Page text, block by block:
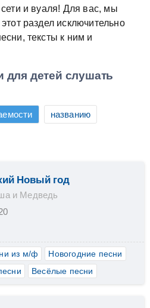
и вуаля! Для вас, мы
раздел исключительно
тексты к ним и
детей слушать
названию
Новый год
и Медведь
из м/ф
Новогодние песни
Весёлые песни